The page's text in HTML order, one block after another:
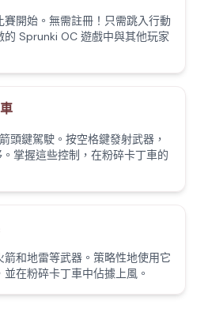
賽開始。無需註冊！只需跳入行動
的 Sprunki OC 遊戲中與其他玩家
頭鍵駕駛。按空格鍵發射武器，
掌握這些控制，在粉碎卡丁車的
箭和地雷等武器。策略性地使用它
在粉碎卡丁車中佔據上風。